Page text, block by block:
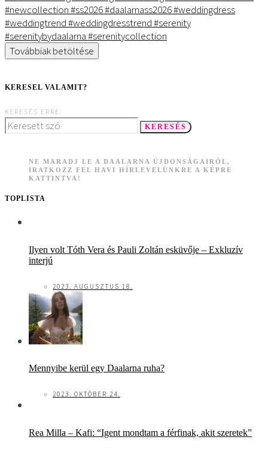
Továbbiak betöltése
KERESEL VALAMIT?
KERESÉS ERRE:
KERESÉS
NE MARADJ LE A DAALARNA ÚJDONSÁGAIRÓL,
IRATKOZZ FEL HAVI HÍRLEVELÜNKRE A KÉPRE
KATTINTVA!
TOPLISTA
Ilyen volt Tóth Vera és Pauli Zoltán esküvője – Exkluzív
interjú
2023. AUGUSZTUS 18.
Mennyibe kerül egy Daalarna ruha?
2023. OKTÓBER 24.
Rea Milla – Kafi: “Igent mondtam a férfinak, akit szeretek”